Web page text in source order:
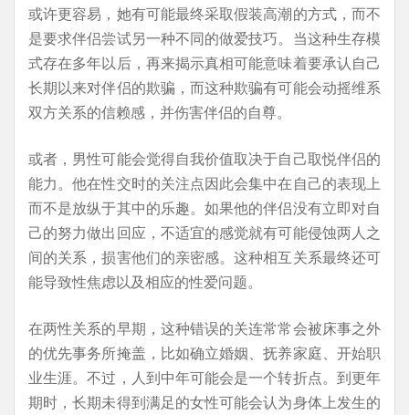
或许更容易，她有可能最终采取假装高潮的方式，而不
是要求伴侣尝试另一种不同的做爱技巧。当这种生存模
式存在多年以后，再来揭示真相可能意味着要承认自己
长期以来对伴侣的欺骗，而这种欺骗有可能会动摇维系
双方关系的信赖感，并伤害伴侣的自尊。
或者，男性可能会觉得自我价值取决于自己取悦伴侣的
能力。他在性交时的关注点因此会集中在自己的表现上
而不是放纵于其中的乐趣。如果他的伴侣没有立即对自
己的努力做出回应，不适宜的感觉就有可能侵蚀两人之
间的关系，损害他们的亲密感。这种相互关系最终还可
能导致性焦虑以及相应的性爱问题。
在两性关系的早期，这种错误的关连常常会被床事之外
的优先事务所掩盖，比如确立婚姻、抚养家庭、开始职
业生涯。不过，人到中年可能会是一个转折点。到更年
期时，长期未得到满足的女性可能会认为身体上发生的